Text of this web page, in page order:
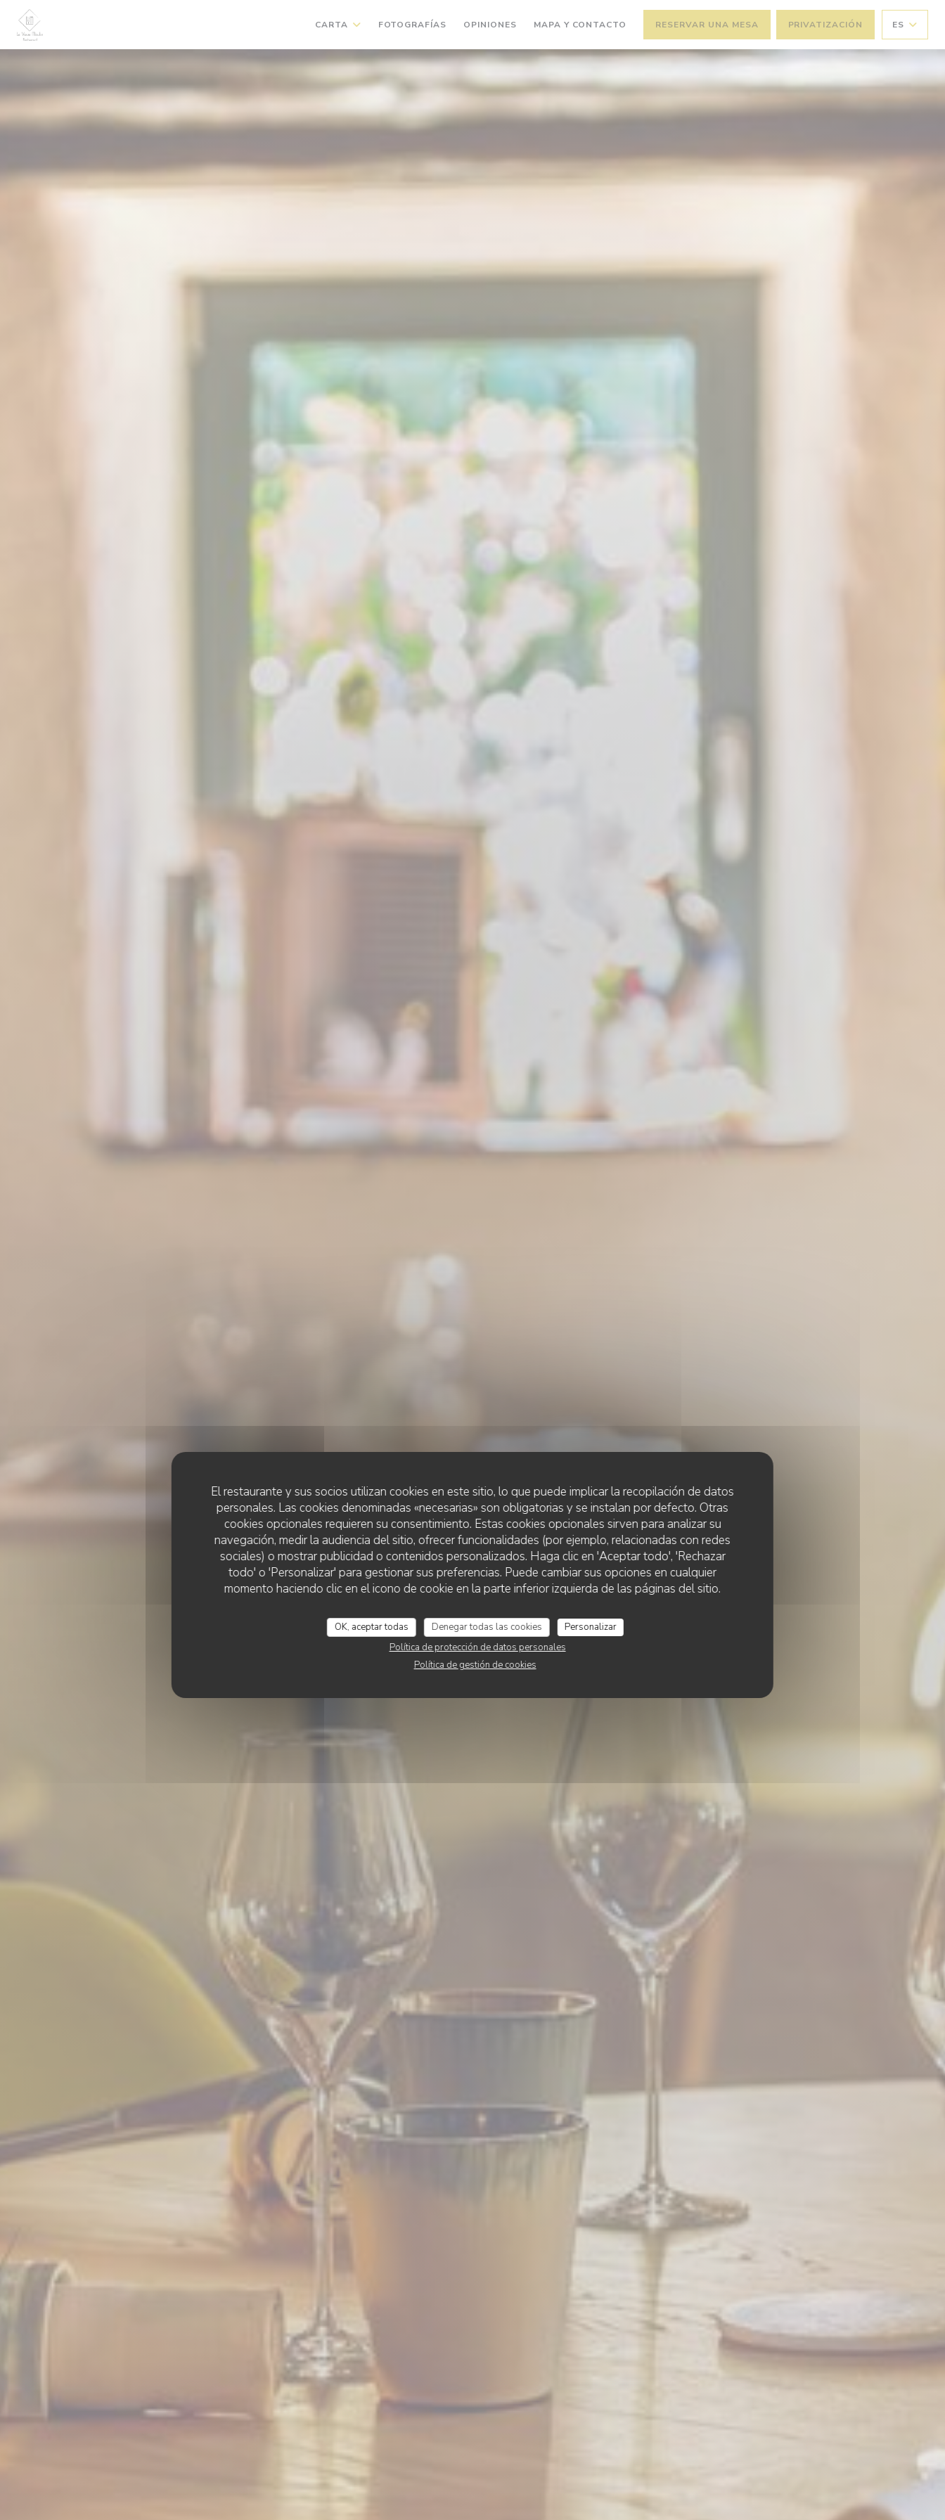
Personalización de sus opciones de cookies
El restaurante y sus socios utilizan cookies en este sitio, lo que puede implicar la recopilación de datos
personales. Las cookies denominadas «necesarias» son obligatorias y se instalan por defecto. Otras
cookies opcionales requieren su consentimiento. Estas cookies opcionales sirven para analizar su
navegación, medir la audiencia del sitio, ofrecer funcionalidades (por ejemplo, relacionadas con redes
sociales) o mostrar publicidad o contenidos personalizados. Haga clic en 'Aceptar todo', 'Rechazar
todo' o 'Personalizar' para gestionar sus preferencias. Puede cambiar sus opciones en cualquier
momento haciendo clic en el icono de cookie en la parte inferior izquierda de las páginas del sitio.
OK, aceptar todas Denegar todas las cookies
Personalizar
Política de protección de datos personales
Política de gestión de cookies
CARTA FOTOGRAFÍAS OPINIONES MAPA Y CONTACTO RESERVAR UNA MESA PRIVATIZACIÓN ES
CUISINE AUTHENTIQUE ET GASTRO REVISITÉE• CHABANAIS
Le Vieux Moulin
RESERVAR UNA MESA